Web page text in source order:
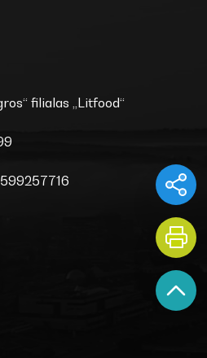
filialas „Litfood“